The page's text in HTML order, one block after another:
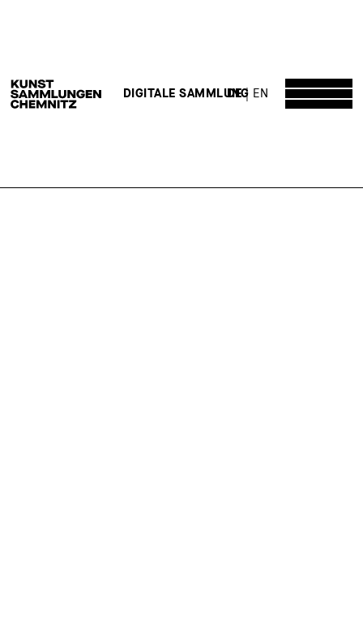
DE EN
DIGITALE SAMMLUNG